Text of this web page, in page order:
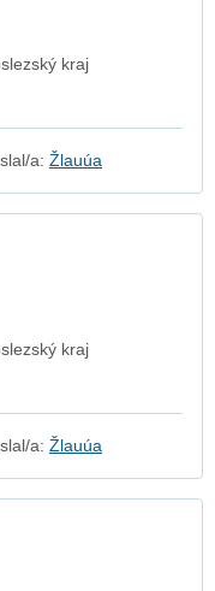
kraj
a: Žlauúa
kraj
a: Žlauúa